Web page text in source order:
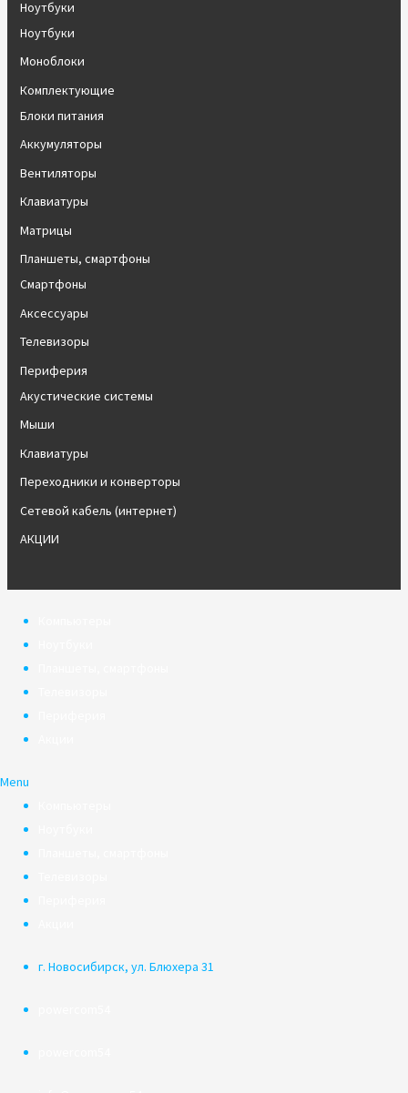
Ноутбуки
Ноутбуки
Моноблоки
Комплектующие
Блоки питания
Аккумуляторы
Вентиляторы
Клавиатуры
Матрицы
Планшеты, смартфоны
Смартфоны
Аксессуары
Телевизоры
Периферия
Акустические системы
Мыши
Клавиатуры
Переходники и конверторы
Сетевой кабель (интернет)
АКЦИИ
Menu
г. Новосибирск, ул. Блюхера 31